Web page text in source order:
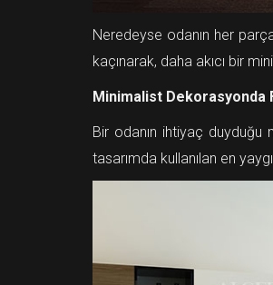
Neredeyse odanın her
kaçınarak, daha akıcı bir
Minimalist Dekorasyonda
Bir odanın ihtiyaç duyduğu
tasarımda kullanılan en